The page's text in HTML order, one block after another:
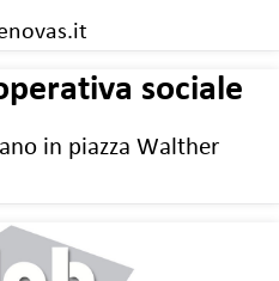
sociale
in piazza Walther